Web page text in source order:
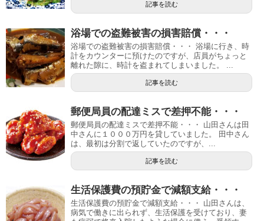
記事を読む
浴場での盗難被害の損害賠償・・・
浴場での盗難被害の損害賠償・・・ 浴場に行き、時
計をカウンターに預けたのですが、店員がちょっと
離れた隙に、時計を盗まれてしまいました。 ...
記事を読む
郵便局員の配達ミスで差押不能・・・
郵便局員の配達ミスで差押不能・・・ 山田さんは田
中さんに１０００万円を貸していました。 田中さん
は、最初は分割で返していたのですが、...
記事を読む
生活保護費の預貯金で減額支給・・・
生活保護費の預貯金で減額支給・・・ 山田さんは、
病気で働きに出られず、生活保護を受けており、妻